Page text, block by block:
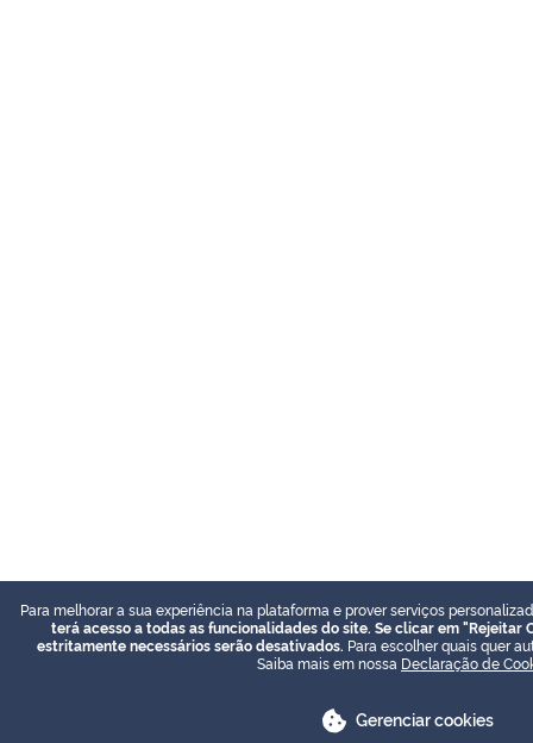
Para melhorar a sua experiência na plataforma e prover serviços
terá acesso a todas as funcionalidades do site. Se clicar em "Rejeitar
estritamente necessários serão desativados. Para escolher quais quer
Saiba mais em nossa Declaração de
Gerenciar cookies